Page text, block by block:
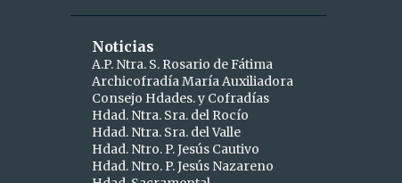
mar 16
1
mar 11
mar 09
mar 06
mar 04
febrero
Noticias
A.P. Ntra. S. Rosario de Fátima
Archicofradía María Auxiliadora
Consejo Hdades. y Cofradías
Hdad. Ntra. Sra. del Rocío
Hdad. Ntra. Sra. del Valle
Hdad. Ntro. P. Jesús Cautivo
Hdad. Ntro. P. Jesús Nazareno